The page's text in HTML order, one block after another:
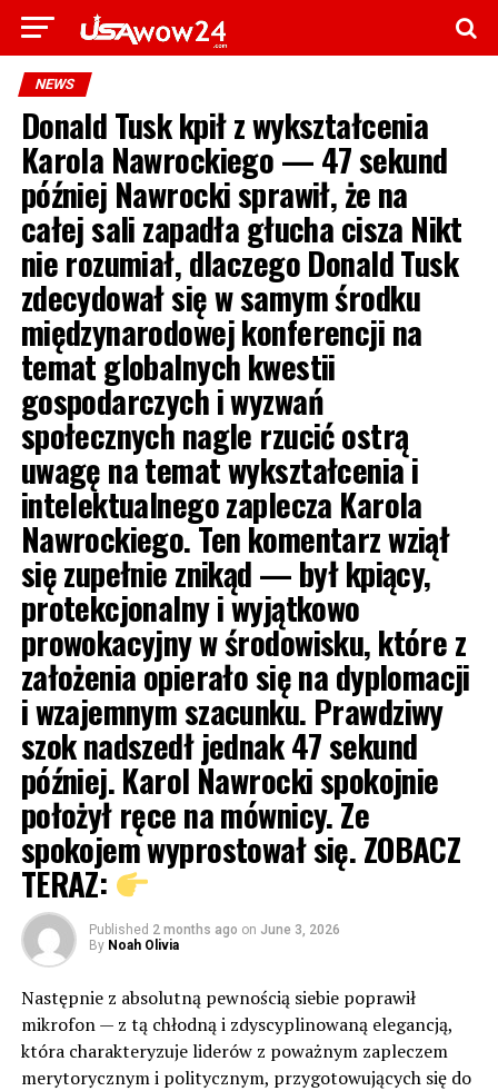
NEWS
Donald Tusk kpił z wykształcenia
Karola Nawrockiego — 47 sekund
później Nawrocki sprawił, że na
całej sali zapadła głucha cisza Nikt
nie rozumiał, dlaczego Donald Tusk
zdecydował się w samym środku
międzynarodowej konferencji na
temat globalnych kwestii
gospodarczych i wyzwań
społecznych nagle rzucić ostrą
uwagę na temat wykształcenia i
intelektualnego zaplecza Karola
Nawrockiego. Ten komentarz wziął
się zupełnie znikąd — był kpiący,
protekcjonalny i wyjątkowo
prowokacyjny w środowisku, które z
założenia opierało się na dyplomacji
i wzajemnym szacunku. Prawdziwy
szok nadszedł jednak 47 sekund
później. Karol Nawrocki spokojnie
położył ręce na mównicy. Ze
spokojem wyprostował się. ZOBACZ
TERAZ:
Published 2 months ago on June 3, 2026
By Noah Olivia
Następnie z absolutną pewnością siebie poprawił
mikrofon — z tą chłodną i zdyscyplinowaną elegancją,
która charakteryzuje liderów z poważnym zapleczem
merytorycznym i politycznym, przygotowujących się do